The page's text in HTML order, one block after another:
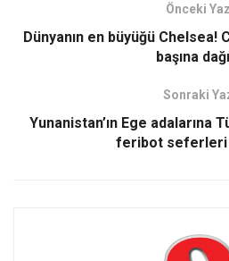
Önceki
Dünyanın en büyüğü Chelsea!
başına
Sonraki
Yunanistan’ın Ege adalarına
feribot seferleri